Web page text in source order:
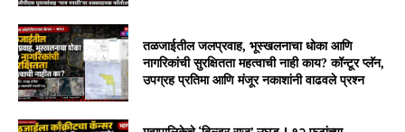
तळजाईतील जलप्रवाह, भूस्खलनाचा धोका आणि
नागरिकांची सुरक्षितता महत्वाची नाही काय? कॉन्टूर प्लॅन,
उपग्रह प्रतिमा आणि मंजूर नकाशांनी वाढवले प्रश्न